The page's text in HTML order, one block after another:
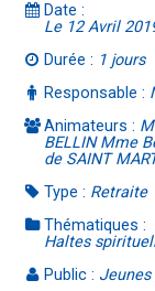
Date :
Le 12 Avril
Durée : 1 jours
Responsable :
Animateurs :
BELLIN Mme
de SAINT
Type : Retraite
Thématiques :
Haltes
Public : Jeunes